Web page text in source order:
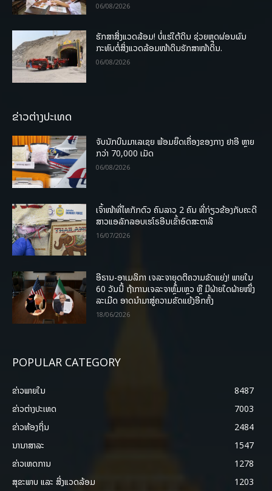
06/08/2026
ຮັກສາສິ່ງແວດລ້ອມ! ບໍ່ແຮ່ໃຕ້ດິນ ຊ່ວຍຫຼຸດຜ່ອນຜົນ
ກະທົບຕໍ່ສິ່ງແວດລ້ອມໜ້າດິນຮັກສາໜ້າດິນ.
06/08/2026
ຂ່າວຕ່າງປະເທດ
ຈັບນັກບິນມາເລເຊຍ ພ້ອມຍຶດເຄື່ອງຂອງກາງ ຢາອີ ຫຼາຍ
ກວ່າ 70,000 ເມັດ
06/08/2026
ເຈົ້າໜ້າທີ່ໄທກັກຕົວ ຄົນລາວ 2 ຄົນ ທີ່ກ່ຽວຂ້ອງກັບຄະດີ
ສາວແອລັກລອບເຮໂຣອີນເຂົ້າອົດສະຕາລີ
16/07/2026
ອີຣານ-ອາເມລິກາ ເຈລະຈາຍຸດຕິຄວາມຂັດແຍ່ງ! ພາຍໃນ
60 ວັນນີ້ ຖ້າການເຈລະຈາຫຼົ້ມເຫຼວ ຫຼື ມີຝ່າຍໃດຝ່າຍໜຶ່ງ
ລະເມີດ ອາດນໍາມາສູ່ຄວາມຂັດແຍ້ງອີກຄັ້ງ
18/06/2026
POPULAR CATEGORY
ຂ່າວພາຍ​ໃນ
8487
ຂ່າວຕ່າງປະເທດ
7003
ຂ່າວທ້ອງຖິ່ນ
2484
ນານາສາລະ
1547
ຂ່າວເຫດການ
1278
ສຸຂະພາບ ແລະ ສີ່ງແວດລ້ອມ
1203